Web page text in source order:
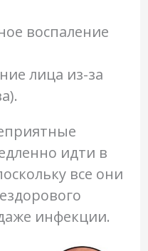
воспаление
лица из-за
идти в
все они
инфекции.